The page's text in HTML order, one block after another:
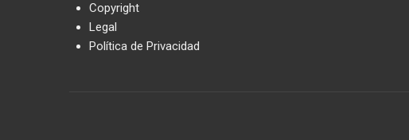
Copyright
Legal
Política de Privacidad